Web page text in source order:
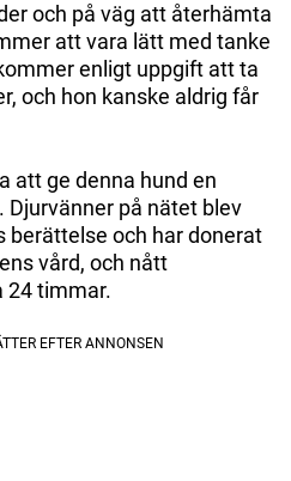
och på väg att återhämta
att vara lätt med tanke
enligt uppgift att ta
och hon kanske aldrig får
att ge denna hund en
Djurvänner på nätet blev
berättelse och har donerat
vård, och nått
24 timmar.